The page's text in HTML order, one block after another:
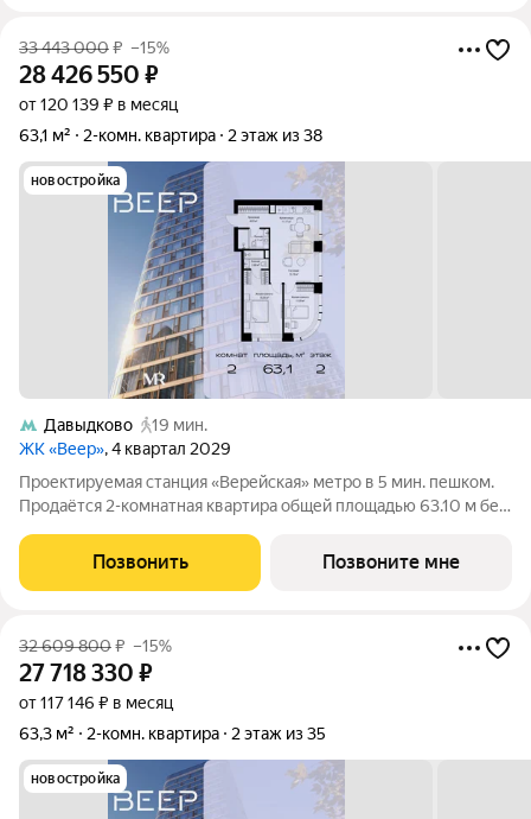
33 443 000₽ –15%
28 426 550 ₽
от 120 139 ₽ в месяц
63,1 м²
2-комн. квартира 2 этаж из 38
новостройка
Давыдково
19 мин.
ЖК «Веер», 4 квартал 2029
Проектируемая станция «Верейская» метро в 5 мин. пешком.
Продаётся 2-комнатная квартира общей площадью 63.10 м без
вторая очередь жилого комплекса бизнес-класса в
престижном ЗАО, где
Позвонить Позвоните мне
32 609 800₽ –15%
27 718 330 ₽
от 117 146 ₽ в месяц
63,3 м²
2-комн. квартира 2 этаж из 35
новостройка